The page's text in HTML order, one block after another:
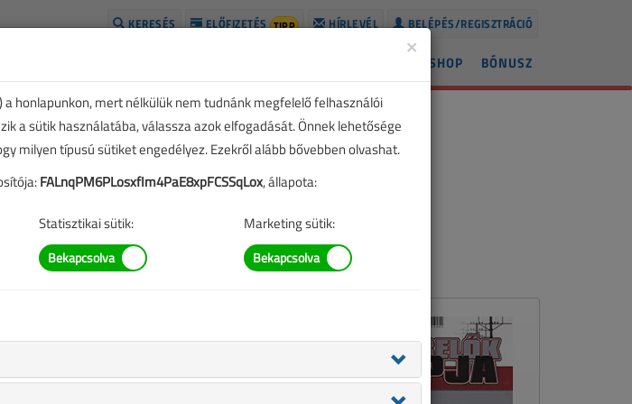
BELÉPÉS/REGISZTRÁCIÓ
HÍRLEVÉL
ELŐFIZETÉS TIPP
KERESÉS
BÓNUSZ
SHOP
×
honlapunkon, mert nélkülük nem tudnánk megfelelő felhasználói
a sütik használatába, válassza azok elfogadását. Önnek lehetősége
milyen típusú sütiket engedélyez. Ezekről alább bővebben olvashat.
FALnqPM6PLosxfIm4PaE8xpFCSSqLox, állapota:
Statisztikai sütik: Marketing sütik: